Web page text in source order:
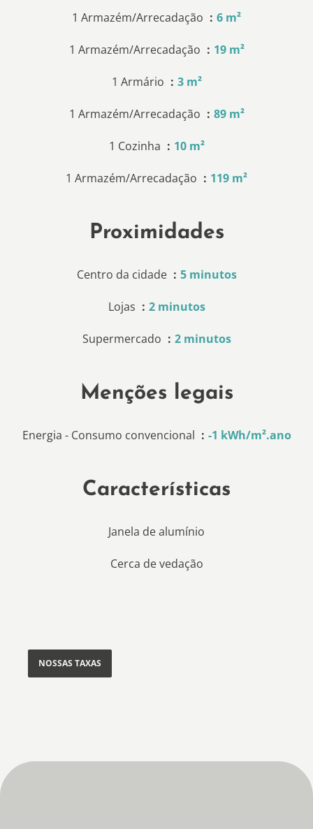
1 Armazém/Arrecadação 6 m²
1 Armazém/Arrecadação 19 m²
1 Armário 3 m²
1 Armazém/Arrecadação 89 m²
1 Cozinha 10 m²
1 Armazém/Arrecadação 119 m²
Proximidades
Centro da cidade 5 minutos
Lojas 2 minutos
Supermercado 2 minutos
Menções legais
Energia - Consumo convencional -1 kWh/m².ano
Características
Janela de alumínio
Cerca de vedação
NOSSAS TAXAS